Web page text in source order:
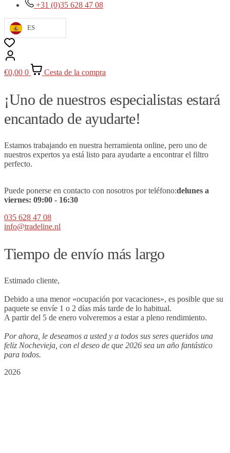
+31 (0)35 628 47 08
ES
€0,00 0 Cesta de la compra
¡Uno de nuestros especialistas estará
encantado de ayudarte!
Estamos trabajando en nuestra herramienta online, pero uno de
nuestros expertos ya está listo para ayudarte a encontrar el filtro
perfecto.
Puede ponerse en contacto con nosotros por teléfono:delunes a
viernes: 09:00 - 16:30
035 628 47 08
info@tradeline.nl
Tiempo de envío más largo
Estimado cliente,
Debido a una menor «ocupación por vacaciones», es posible que su
paquete se envíe 1 o 2 días más tarde de lo habitual.
A partir del 5 de enero volveremos a estar a pleno rendimiento.
Por ahora, le deseamos a usted y a todos sus seres queridos una
feliz Nochevieja, con el deseo de que 2026 sea un año fantástico
para todos.
2026